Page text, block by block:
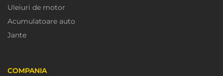
Uleiuri de motor
Acumulatoare auto
Jante
COMPANIA